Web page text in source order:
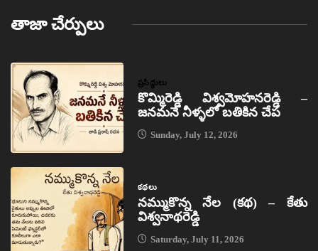
తాజా చేర్పులు
ప్రసిద్ధులు
కొమ్మిరెడ్డి విశ్వమోహనరెడ్డి –
జనమనే నీళ్ళలో బతికిన చేప
Sunday, July 12, 2026
కథలు
నమ్ముకొన్న నేల (కథ) – కేతు
విశ్వనాథరెడ్డి
Saturday, July 11, 2026